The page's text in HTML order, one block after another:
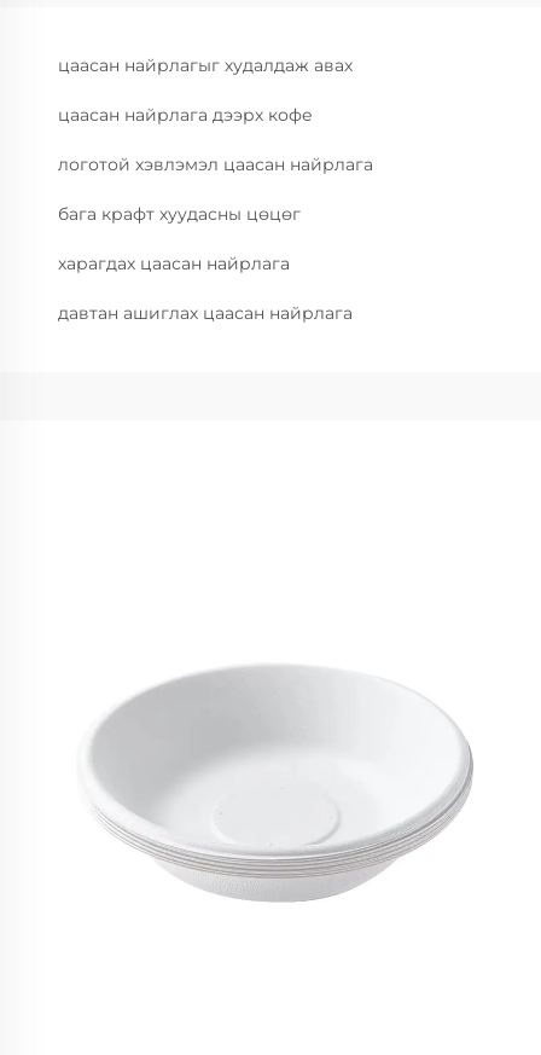
цаасан найрлагыг худалдаж авах
цаасан найрлага дээрх кофе
логотой хэвлэмэл цаасан найрлага
бага крафт хуудасны цөцөг
харагдах цаасан найрлага
давтан ашиглах цаасан найрлага